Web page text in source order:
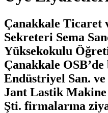
Çanakkale Ticaret
Sekreteri Sema
Yüksekokulu
Çanakkale
Endüstriyel San.
Jant Lastik
Şti. firmalarına